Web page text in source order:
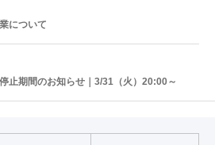
について
止期間のお知らせ｜3/31（火）20:00～